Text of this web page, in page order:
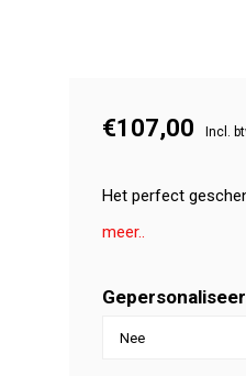
€107,00 Incl.
Het perfect
meer..